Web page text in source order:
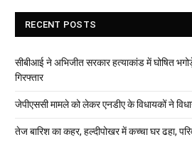
RECENT POSTS
सीबीआई ने अभिजीत सरकार हत्याकांड में घोषित
गिरफ्तार
जेपीएससी मामले को लेकर एनडीए के विधायकों ने
तेज बारिश का कहर, हल्दीपोखर में कच्चा घर ढहा,